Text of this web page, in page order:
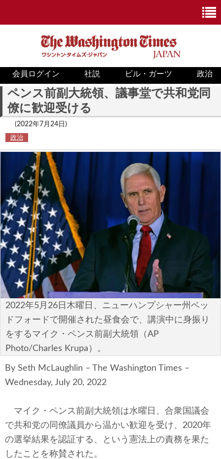
ニュース
政治
COVID-19
米国内
国際
安全保障
ビジネス・経済
カルチャー
ポリシー
税制・予算
エネルギー・環境
サイバーセキュリティ―
国境・移民政策
テクノロジー
会員ログイン 社説 ビル・ガーツ 政治
ペンス前副大統領、議事堂で共和党同
僚に歓迎受ける
(2022年7月24日)
政治
2022年5月26日木曜日、ニューハンプシャー州ベッ
ドフォードで開催された昼食会で、講演中に身振り
をするマイク・ペンス前副大統領（AP
Photo/Charles Krupa）。
By Seth McLaughlin – The Washington Times –
Wednesday, July 20, 2022
マイク・ペンス前副大統領は水曜日、合衆国議会
で共和党の同僚議員から温かい歓迎を受け、2020年
の選挙結果を認証する、という憲法上の責務を果た
したことを称賛された。